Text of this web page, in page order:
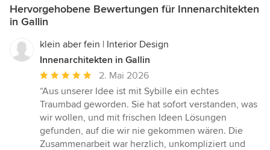
Hervorgehobene Bewertungen für Innenarchitekten
in Gallin
klein aber fein | Interior Design
Innenarchitekten in Gallin
Durchschnittliche
Bewertung:
5
von
5
Sternen
2. Mai 2026
“Aus unserer Idee ist mit Sybille ein echtes
Traumbad geworden. Sie hat sofort verstanden, was
wir wollen, und mit frischen Ideen Lösungen
gefunden, auf die wir nie gekommen wären. Die
Zusammenarbeit war herzlich, unkompliziert und